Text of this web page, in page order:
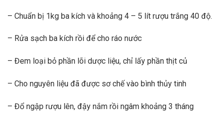
– Chuẩn bị 1kg ba kích và khoảng 4 – 5 lít rượu trắng 40 độ.
– Rửa sạch ba kích rồi để cho ráo nước
– Đem loại bỏ phần lõi dược liệu, chỉ lấy phần thịt củ
– Cho nguyên liệu đã được sơ chế vào bình thủy tinh
– Đổ ngập rượu lên, đậy nắm rồi ngâm khoảng 3 tháng